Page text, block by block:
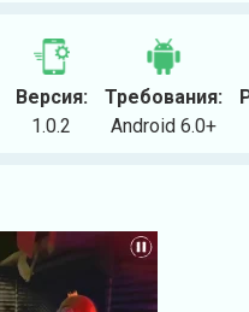
Версия:
1.0.2
Требования:
Android 6.0+